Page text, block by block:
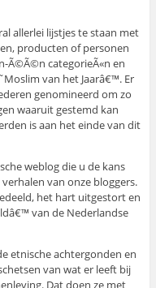
allerlei lijstjes te staan met
producten of personen
Ã©Ã©n categorieÃ«n en
van het Jaarâ€™. Er
genomineerd om zo
waaruit gestemd kan
is aan het einde van dit
weblog die u de kans
van onze bloggers.
het hart uitgestort en
van de Nederlandse
etnische achtergonden en
van wat er leeft bij
Dat doen ze met